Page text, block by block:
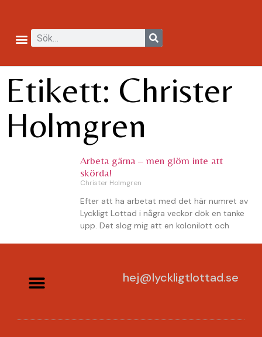
Etikett: Christer
Holmgren
Arbeta gärna – men glöm inte att
skörda!
Christer Holmgren
Efter att ha arbetat med det här numret av
Lyckligt Lottad i några veckor dök en tanke
upp. Det slog mig att en kolonilott och
hej@lyckligtlottad.se